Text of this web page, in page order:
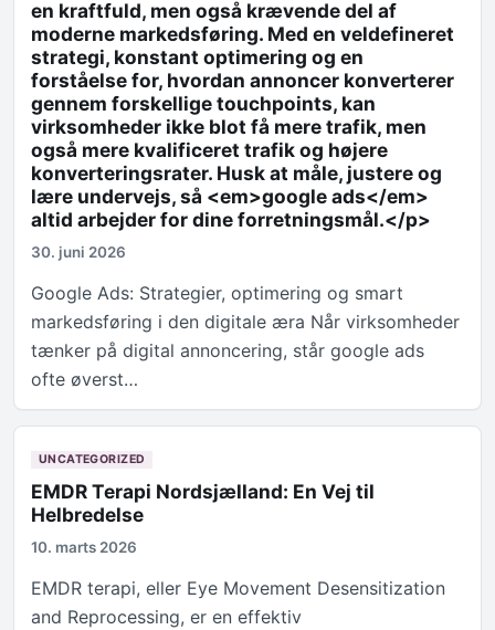
en kraftfuld, men også krævende del af
moderne markedsføring. Med en veldefineret
strategi, konstant optimering og en
forståelse for, hvordan annoncer konverterer
gennem forskellige touchpoints, kan
virksomheder ikke blot få mere trafik, men
også mere kvalificeret trafik og højere
konverteringsrater. Husk at måle, justere og
lære undervejs, så <em>google ads</em>
altid arbejder for dine forretningsmål.</p>
30. juni 2026
Google Ads: Strategier, optimering og smart
markedsføring i den digitale æra Når virksomheder
tænker på digital annoncering, står google ads
ofte øverst…
UNCATEGORIZED
EMDR Terapi Nordsjælland: En Vej til
Helbredelse
10. marts 2026
EMDR terapi, eller Eye Movement Desensitization
and Reprocessing, er en effektiv